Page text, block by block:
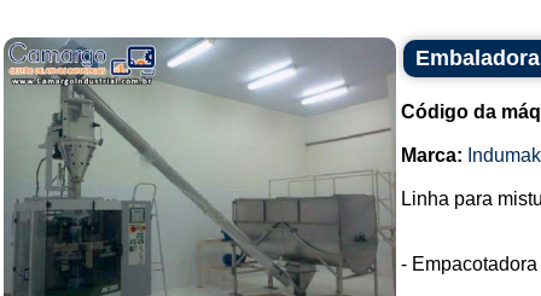
Código da
Marca: Indumak
Linha para
-